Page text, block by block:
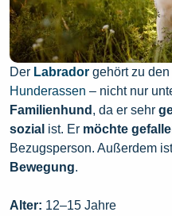
Der Labrador gehört zu
Hunderassen – nicht nur
Familienhund , da er sehr
sozial ist. Er möchte
Bezugsperson. Außerdem
Bewegung.
Alter: 12–15 Jahre